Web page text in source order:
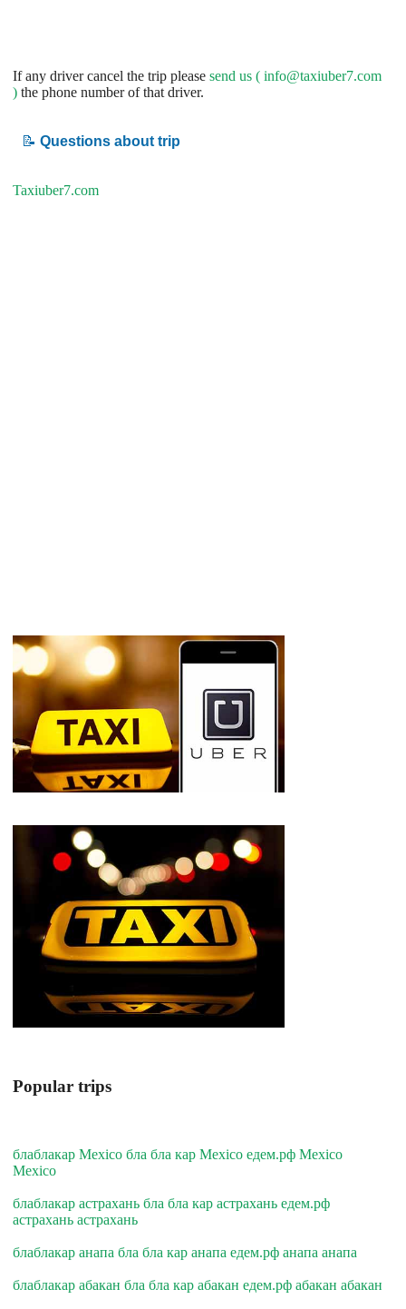
If any driver cancel the trip please send us ( info@taxiuber7.com
) the phone number of that driver.
📝 Questions about trip
Taxiuber7.com
Popular trips
блаблакар Mexico бла бла кар Mexico едем.рф Mexico
Mexico
блаблакар астрахань бла бла кар астрахань едем.рф
астрахань астрахань
блаблакар анапа бла бла кар анапа едем.рф анапа анапа
блаблакар абакан бла бла кар абакан едем.рф абакан абакан